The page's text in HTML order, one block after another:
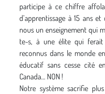
participe à ce chiffre
d’apprentissage à 15 ans
nous un enseignement qui
te-s, à une élite qui ferait
reconnus dans le monde
éducatif sans cesse cité
Canada… NON !
Notre système sacrifie